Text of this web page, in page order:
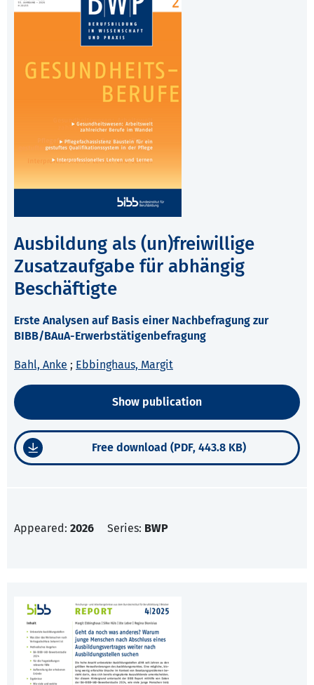
Ausbildung als (un)freiwillige
Zusatzaufgabe für abhängig
Beschäftigte
Erste Analysen auf Basis einer Nachbefragung zur
BIBB/BAuA-Erwerbstätigenbefragung
Bahl, Anke ; Ebbinghaus, Margit
Show publication
Free download (PDF, 443.8 KB)
Appeared: 2026 Series: BWP